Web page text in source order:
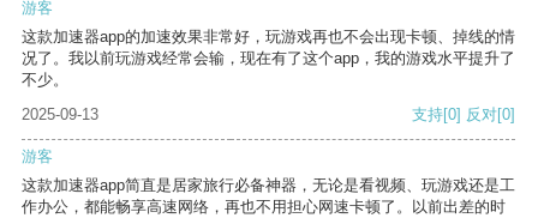
游客
这款加速器app的加速效果非常好，玩游戏再也不会出现卡顿、掉线的情
况了。我以前玩游戏经常会输，现在有了这个app，我的游戏水平提升了
不少。
2025-09-13
支持[0] 反对[0]
游客
这款加速器app简直是居家旅行必备神器，无论是看视频、玩游戏还是工
作办公，都能畅享高速网络，再也不用担心网速卡顿了。以前出差的时